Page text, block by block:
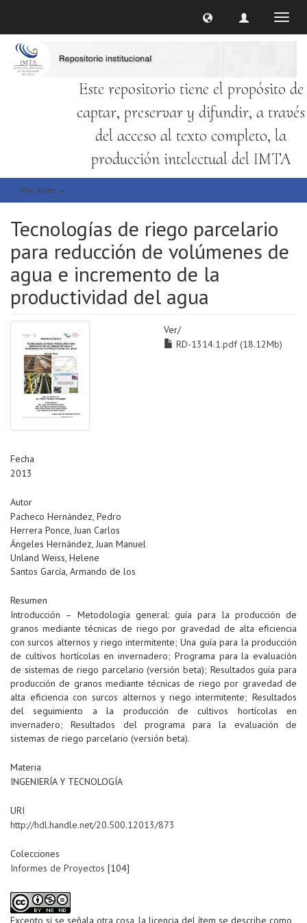
Este repositorio tiene el propósito de
captar, preservar y difundir, a través
del acceso al texto completo, la
producción intelectual del IMTA
Ver ítem
Tecnologías de riego parcelario
para reducción de volúmenes de
agua e incremento de la
productividad del agua
Ver/
RD-1314.1.pdf (18.12Mb)
Fecha
2013
Autor
Pacheco Hernández, Pedro
Herrera Ponce, Juan Carlos
Ángeles Hernández, Juan Manuel
Unland Weiss, Helene
Santos García, Armando de los
Resumen
Introducción – Metodología general: guía para la producción de
granos mediante técnicas de riego por gravedad de alta eficiencia
con surcos alternos y riego intermitente; Una guía para la producción
de cultivos hortícolas en invernadero; Programa para la evaluación
de sistemas de riego parcelario (versión beta); Resultados guía para
producción de granos mediante técnicas de riego por gravedad de
alta eficiencia con surcos alternos y riego intermitente; Resultados
del seguimiento a la producción de cultivos hortícolas en
invernadero; Resultados del programa para la evaluación de
sistemas de riego parcelario (versión beta).
Materia
INGENIERÍA Y TECNOLOGÍA
URI
http://hdl.handle.net/20.500.12013/873
Colecciones
Informes de Proyectos [104]
Excepto si se señala otra cosa, la licencia del ítem se describe como